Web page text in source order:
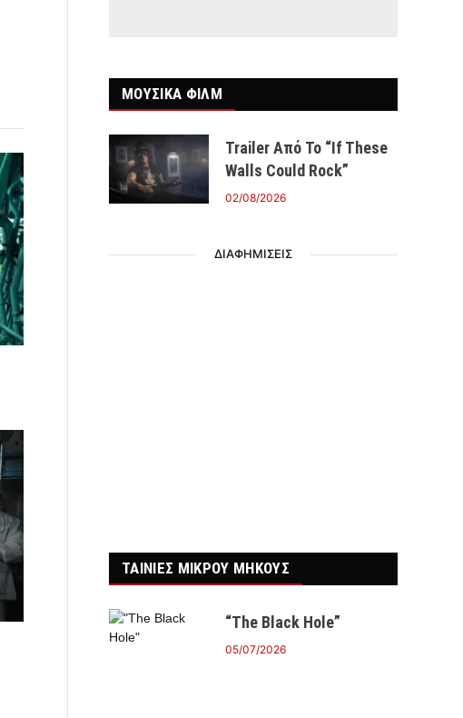
ΜΟΥΣΙΚΑ ΦΙΛΜ
Trailer Από Το “If These
Walls Could Rock”
02/08/2026
ΔΙΑΦΗΜΙΣΕΙΣ
ΤΑΙΝΙΕΣ ΜΙΚΡΟΥ ΜΗΚΟΥΣ
“The Black Hole”
05/07/2026